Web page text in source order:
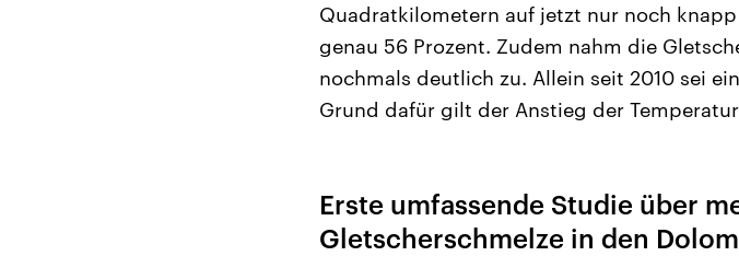
Quadratkilometern auf jetzt nur noch
genau 56 Prozent. Zudem nahm die
nochmals deutlich zu. Allein seit 2010 sei
Grund dafür gilt der Anstieg der
Erste umfassende Studie über
Gletscherschmelze in den